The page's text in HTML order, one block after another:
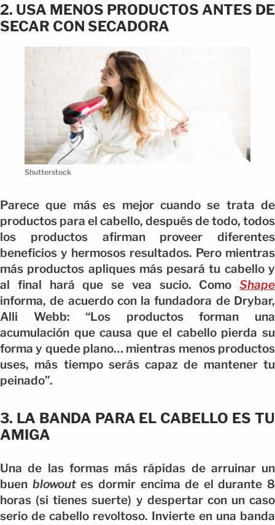
2. USA MENOS PRODUCTOS ANTES DE
SECAR CON SECADORA
Shutterstock
Parece que más es mejor cuando se trata de
productos para el cabello, después de todo, todos
los productos afirman proveer diferentes
beneficios y hermosos resultados. Pero mientras
más productos apliques más pesará tu cabello y
al final hará que se vea sucio. Como Shape
informa, de acuerdo con la fundadora de Drybar,
Alli Webb: “Los productos forman una
acumulación que causa que el cabello pierda su
forma y quede plano… mientras menos productos
uses, más tiempo serás capaz de mantener tu
peinado”.
3. LA BANDA PARA EL CABELLO ES TU
AMIGA
Una de las formas más rápidas de arruinar un
buen blowoutes dormir encima de el durante 8
horas (si tienes suerte) y despertar con un caso
serio de cabello revoltoso. Invierte en una banda